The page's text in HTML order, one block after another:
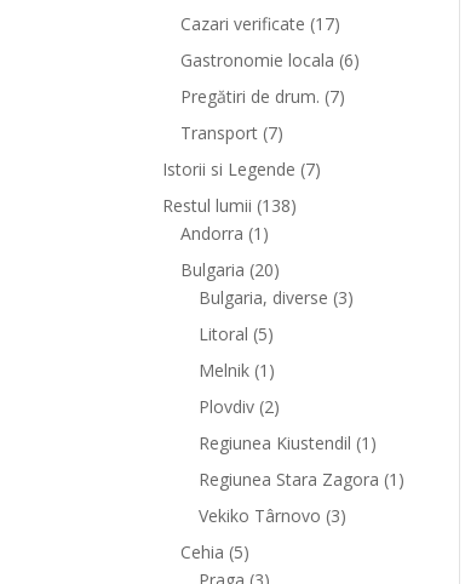
Cazari verificate (17)
Gastronomie locala (6)
Pregătiri de drum. (7)
Transport (7)
Istorii si Legende (7)
Restul lumii (138)
Andorra (1)
Bulgaria (20)
Bulgaria, diverse (3)
Litoral (5)
Melnik (1)
Plovdiv (2)
Regiunea Kiustendil (1)
Regiunea Stara Zagora (1)
Vekiko Târnovo (3)
Cehia (5)